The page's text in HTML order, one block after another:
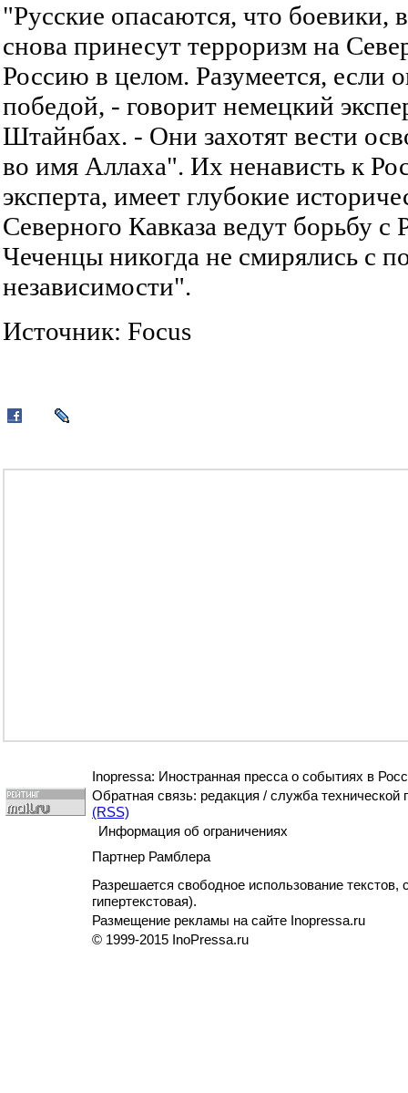
"Русские опасаются, что
снова принесут терроризм на
Россию в целом. Разумеется, если
победой, - говорит немецкий
Штайнбах. - Они захотят вести
во имя Аллаха". Их ненависть к
эксперта, имеет глубокие
Северного Кавказа ведут борьбу с
Чеченцы никогда не смирялись с
независимости".
Источник: Focus
Inopressa: Иностранная пресса о событиях в
Обратная связь: редакция / служба технической
(RSS)
Информация об ограничениях
Партнер Рамблера
Разрешается свободное использование текстов,
гипертекстовая).
Размещение рекламы на сайте Inopressa.ru
© 1999-2015 InoPressa.ru